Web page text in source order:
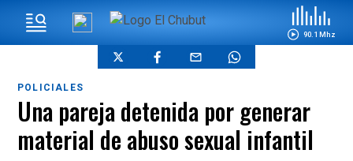
90.1 Mhz
POLICIALES
Una pareja detenida por generar
material de abuso sexual infantil